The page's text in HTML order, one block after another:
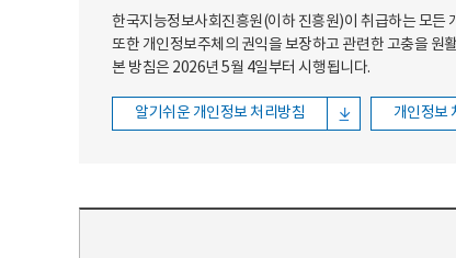
한국지능정보사회진흥원(이하 진흥원)이 취급하는 모든
또한 개인정보주체의 권익을 보장하고 관련한 고충을 원
본 방침은 2026년 5월 4일부터 시행됩니다.
알기쉬운 개인정보 처리방침 개인정보